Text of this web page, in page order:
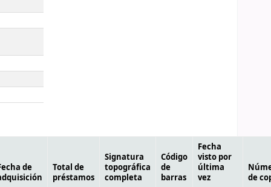
de
Total de
préstamos
Signatura
topográfica
completa
Código
de
barras
Fecha
visto por
última
vez
de